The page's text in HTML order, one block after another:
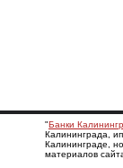
"Банки
Калининграда,
Калининграде,
материалов